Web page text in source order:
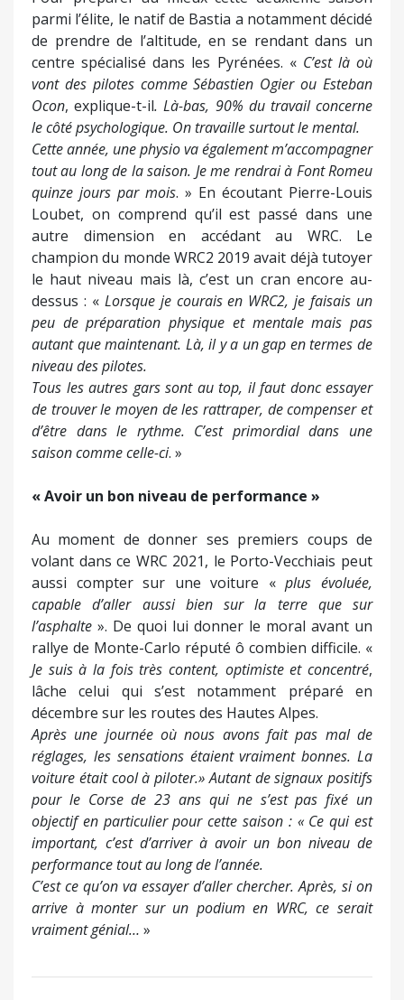
parmi l’élite, le natif de Bastia a notamment décidé
de prendre de l’altitude, en se rendant dans un
centre spécialisé dans les Pyrénées. « C’est là où
vont des pilotes comme Sébastien Ogier ou Esteban
Ocon, explique-t-il. Là-bas, 90% du travail concerne
le côté psychologique. On travaille surtout le mental.
Cette année, une physio va également m’accompagner
tout au long de la saison. Je me rendrai à Font Romeu
quinze jours par mois. » En écoutant Pierre-Louis
Loubet, on comprend qu’il est passé dans une
autre dimension en accédant au WRC. Le
champion du monde WRC2 2019 avait déjà tutoyer
le haut niveau mais là, c’est un cran encore au-
dessus : « Lorsque je courais en WRC2, je faisais un
peu de préparation physique et mentale mais pas
autant que maintenant. Là, il y a un gap en termes de
niveau des pilotes.
Tous les autres gars sont au top, il faut donc essayer
de trouver le moyen de les rattraper, de compenser et
d’être dans le rythme. C’est primordial dans une
saison comme celle-ci. »
« Avoir un bon niveau de performance »
Au moment de donner ses premiers coups de
volant dans ce WRC 2021, le Porto-Vecchiais peut
aussi compter sur une voiture «plus évoluée,
capable d’aller aussi bien sur la terre que sur
l’asphalte ». De quoi lui donner le moral avant un
rallye de Monte-Carlo réputé ô combien difficile. «
Je suis à la fois très content, optimiste et concentré,
lâche celui qui s’est notamment préparé en
décembre sur les routes des Hautes Alpes.
Après une journée où nous avons fait pas mal de
réglages, les sensations étaient vraiment bonnes. La
voiture était cool à piloter.» Autant de signaux positifs
pour le Corse de 23 ans qui ne s’est pas fixé un
objectif en particulier pour cette saison : « Ce qui est
important, c’est d’arriver à avoir un bon niveau de
performance tout au long de l’année.
C’est ce qu’on va essayer d’aller chercher. Après, si on
arrive à monter sur un podium en WRC, ce serait
vraiment génial… »